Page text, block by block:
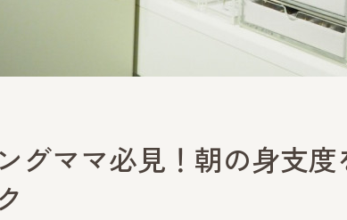
グママ必見！朝の身支